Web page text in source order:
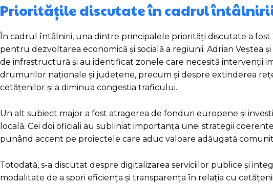
Prioritățile discutate în cadrul
În cadrul întâlnirii, una dintre principalele priorități discutate a
pentru dezvoltarea economică și socială a regiunii. Adrian
de infrastructură și au identificat zonele care necesită intervenții
drumurilor naționale și județene, precum și despre extinderea
cetățenilor și a diminua congestia traficului.
Un alt subiect major a fost atragerea de fonduri europene și
locală. Cei doi oficiali au subliniat importanța unei strategii
punând accent pe proiectele care aduc valoare adăugată
Totodată, s-a discutat despre digitalizarea serviciilor publice și
modalitate de a spori eficiența și transparența în relația cu